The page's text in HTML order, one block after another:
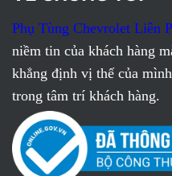
Phụ Tùng Chevrolet Liên
niềm tin của khách hàng
khẳng định vị thế của
trong tâm trí khách hàng.